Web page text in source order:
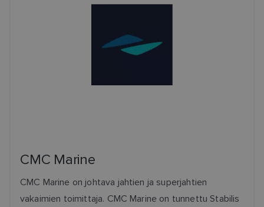
CMC Marine
CMC Marine on johtava jahtien ja superjahtien
vakaimien toimittaja. CMC Marine on tunnettu Stabilis